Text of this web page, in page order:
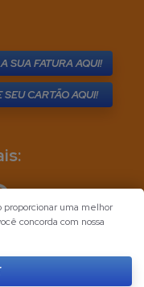
SUA FATURA AQUI!
SEU CARTÃO AQUI!
proporcionar uma melhor
concorda com nossa